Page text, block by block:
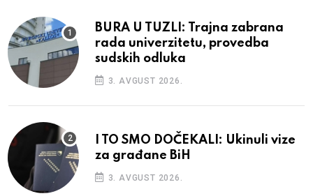
BURA U TUZLI: Trajna zabrana
rada univerzitetu, provedba
sudskih odluka
3. AVGUST 2026.
I TO SMO DOČEKALI: Ukinuli vize
za građane BiH
3. AVGUST 2026.